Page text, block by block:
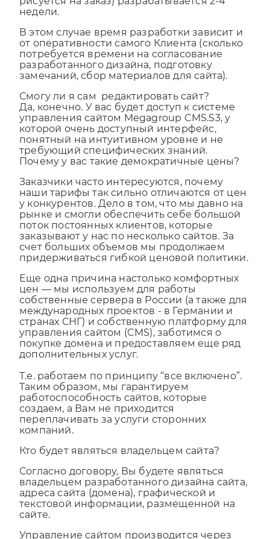
рисуется на заказ) разрабатывается 2-4
В этом случае время разработки зависит и
от оперативности самого Клиента (сколько
потребуется времени на согласование
разработанного дизайна, подготовку
Смогу ли я сам редактировать сайт?
Да, конечно. У вас будет доступ к системе
управления сайтом Megagroup CMS.S3, у
которой очень доступный интерфейс,
понятный на интуитивном уровне и не
требующий специфических знаний.
Заказчики часто интересуются, почему
наши тарифы так сильно отличаются от цен
у конкурентов. Дело в том, что мы давно на
рынке и смогли обеспечить себе большой
поток постоянных клиентов, которые
заказывают у нас по несколько сайтов. За
счет больших объемов мы продолжаем
Еще одна причина настолько комфортных
цен — мы используем для работы
собственные сервера в России (а также для
международных проектов - в Германии и
странах СНГ) и собственную платформу для
управления сайтом (CMS), заботимся о
покупке домена и предоставляем еще ряд
Т.е. работаем по принципу “все включено”.
Таким образом, мы гарантируем
работоспособность сайтов, которые
создаем, а Вам не приходится
переплачивать за услуги сторонних
Согласно договору, Вы будете являться
владельцем разработанного дизайна сайта,
адреса сайта (домена), графической и
текстовой информации, размещенной на